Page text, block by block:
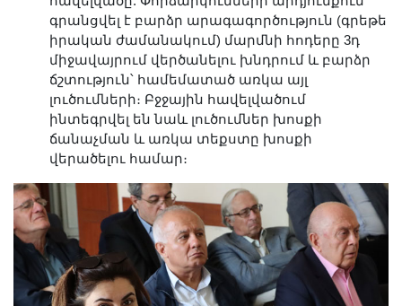
գրանցվել է բարձր արագագործություն (գրեթե
իրական ժամանակում) մարմնի հոդերը 3դ
միջավայրում վերծանելու խնդրում և բարձր
ճշտություն՝ համեմատած առկա այլ
լուծումների։ Բջջային հավելվածում
ինտեգրվել են նաև լուծումներ խոսքի
ճանաչման և առկա տեքստը խոսքի
վերածելու համար։